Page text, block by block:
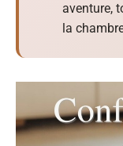
aventure,
la